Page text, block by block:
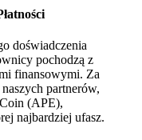
doświadczenia
pochodzą z
finansowymi. Za
partnerów,
(APE),
najbardziej ufasz.